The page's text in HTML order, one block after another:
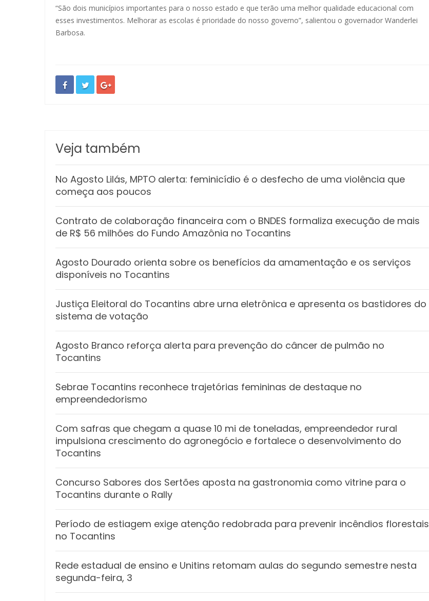
“São dois municípios importantes para o nosso estado e que terão uma melhor qualidade educacional com
esses investimentos. Melhorar as escolas é prioridade do nosso governo”, salientou o governador Wanderlei
Barbosa.
Veja também
No Agosto Lilás, MPTO alerta: feminicídio é o desfecho de uma violência que
começa aos poucos
Contrato de colaboração financeira com o BNDES formaliza execução de mais
de R$ 56 milhões do Fundo Amazônia no Tocantins
Agosto Dourado orienta sobre os benefícios da amamentação e os serviços
disponíveis no Tocantins
Justiça Eleitoral do Tocantins abre urna eletrônica e apresenta os bastidores do
sistema de votação
Agosto Branco reforça alerta para prevenção do câncer de pulmão no
Tocantins
Sebrae Tocantins reconhece trajetórias femininas de destaque no
empreendedorismo
Com safras que chegam a quase 10 mi de toneladas, empreendedor rural
impulsiona crescimento do agronegócio e fortalece o desenvolvimento do
Tocantins
Concurso Sabores dos Sertões aposta na gastronomia como vitrine para o
Tocantins durante o Rally
Período de estiagem exige atenção redobrada para prevenir incêndios florestais
no Tocantins
Rede estadual de ensino e Unitins retomam aulas do segundo semestre nesta
segunda-feira, 3